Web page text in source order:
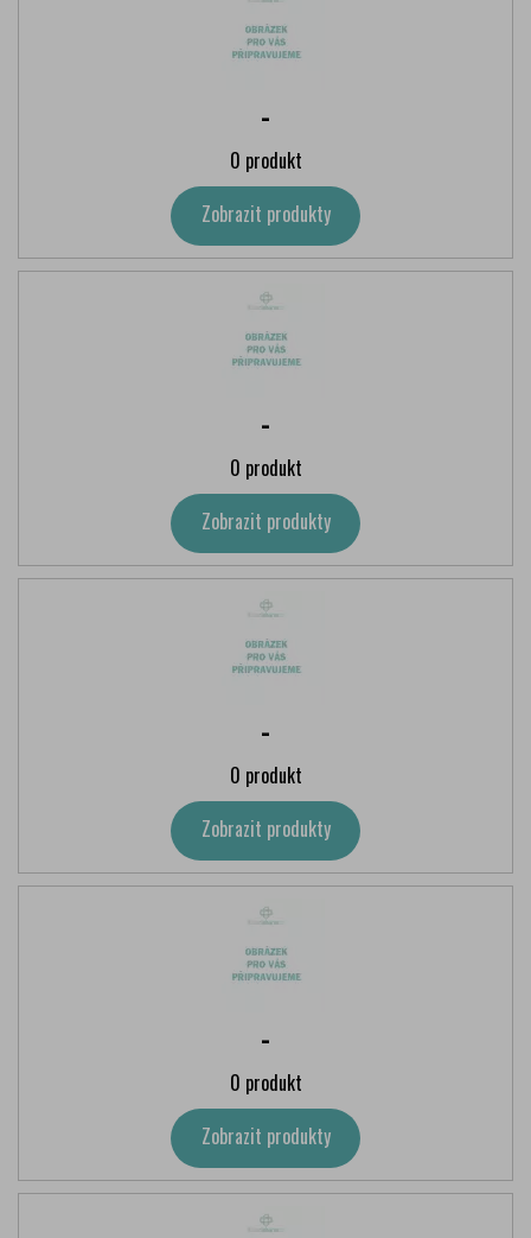
-
0 produkt
Zobrazit produkty
-
0 produkt
Zobrazit produkty
-
0 produkt
Zobrazit produkty
-
0 produkt
Zobrazit produkty